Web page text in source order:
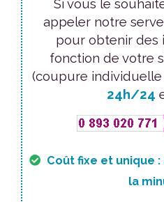
Si vous le
appeler notre
pour obtenir des
fonction de votre
(coupure
24h/24
Coût fixe et unique
la